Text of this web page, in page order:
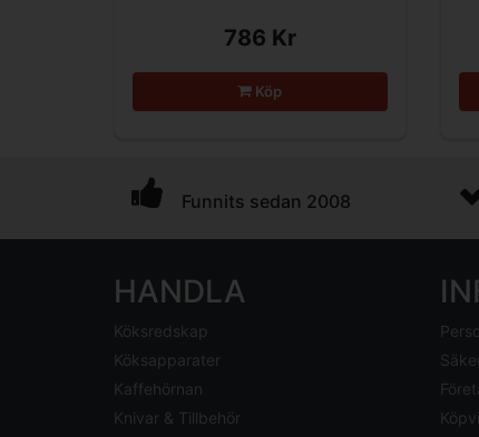
786 Kr
Köp
Funnits sedan 2008
HANDLA
Köksredskap
Köksapparater
Kaffehörnan
Knivar & Tillbehör